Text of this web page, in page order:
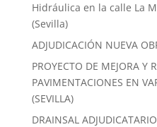
Hidráulica en la calle La
(Sevilla)
ADJUDICACIÓN NUEVA
PROYECTO DE MEJORA Y
PAVIMENTACIONES EN
(SEVILLA)
DRAINSAL